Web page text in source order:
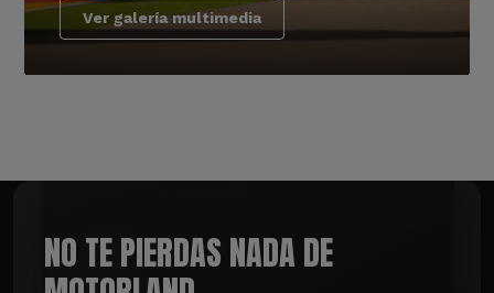
Ver galería multimedia
NO TE PIERDAS NADA DE